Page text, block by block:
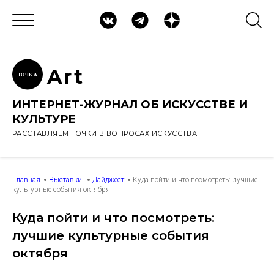
ТОЧК А Art
ИНТЕРНЕТ-ЖУРНАЛ ОБ ИСКУССТВЕ И
КУЛЬТУРЕ
РАССТАВЛЯЕМ ТОЧКИ В ВОПРОСАХ ИСКУССТВА
Главная Выставки Дайджест
Куда пойти и что посмотреть: лучшие
культурные события октября
Куда пойти и что посмотреть:
лучшие культурные события
октября